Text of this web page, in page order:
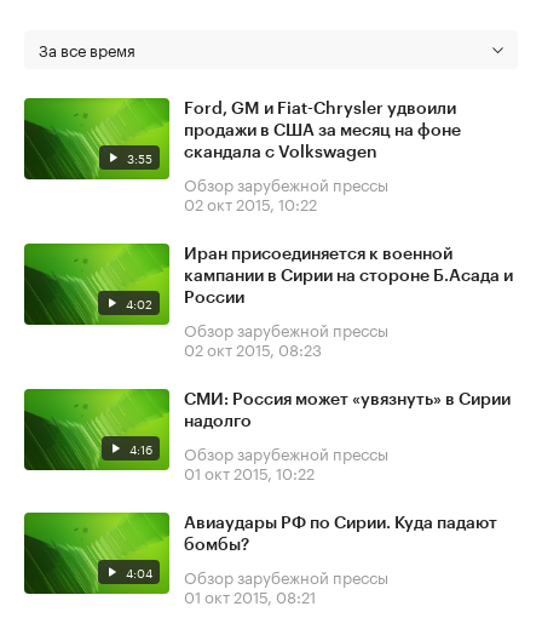
За все время
3:55
Ford, GM и Fiat-Chrysler удвоили
продажи в США за месяц на фоне
скандала с Volkswagen
Обзор зарубежной прессы
02 окт 2015, 10:22
4:02
Иран присоединяется к военной
кампании в Сирии на стороне Б.Асада и
России
Обзор зарубежной прессы
02 окт 2015, 08:23
4:16
СМИ: Россия может «увязнуть» в Сирии
надолго
Обзор зарубежной прессы
01 окт 2015, 10:22
4:04
Авиаудары РФ по Сирии. Куда падают
бомбы?
Обзор зарубежной прессы
01 окт 2015, 08:21